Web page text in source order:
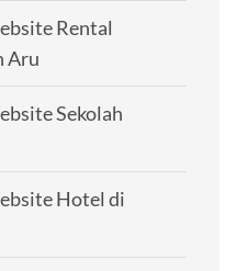
Rental
Aru
Sekolah
Hotel di